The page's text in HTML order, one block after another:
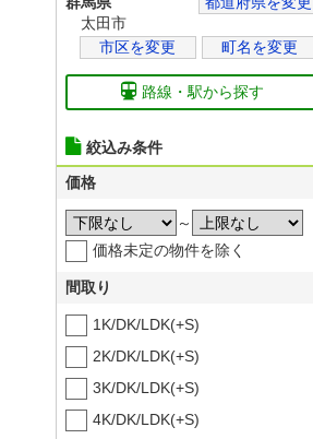
太田市
市区を変更
町名を変更
路線・駅から探す
絞込み条件
価格
～
価格未定の物件を除く
間取り
1K/DK/LDK(+S)
2K/DK/LDK(+S)
3K/DK/LDK(+S)
4K/DK/LDK(+S)